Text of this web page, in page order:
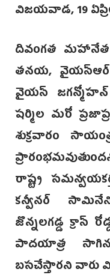
విజయవాడ, 19
దివంగత మహానేత
తనయ, వైయస్ఆర్
వైయస్
షర్మిల మరో
శుక్రవారం
రాష్ట్ర
కన్వీనర్
జొన్నలగడ్డ క్రాస్‌
పాదయాత్ర
బసచేస్తారని వారు